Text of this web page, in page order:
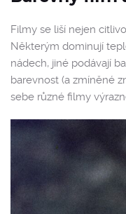
Filmy se liší nejen
Některým dominují
nádech, jiné podávají
barevnost (a zmíněné
sebe různé filmy